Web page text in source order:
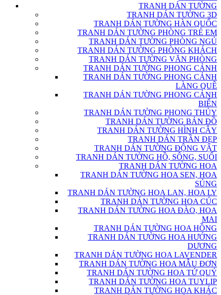
TRANH DÁN TƯỜNG
TRANH DÁN TƯỜNG 3D
TRANH DÁN TƯỜNG HÀN QUỐC
TRANH DÁN TƯỜNG PHÒNG TRẺ EM
TRANH DÁN TƯỜNG PHÒNG NGỦ
TRANH DÁN TƯỜNG PHÒNG KHÁCH
TRANH DÁN TƯỜNG VĂN PHÒNG
TRANH DÁN TƯỜNG PHONG CẢNH
TRANH DÁN TƯỜNG PHONG CẢNH
LÀNG QUÊ
TRANH DÁN TƯỜNG PHONG CẢNH
BIỂN
TRANH DÁN TƯỜNG PHONG THỦY
TRANH DÁN TƯỜNG BẢN ĐỒ
TRANH DÁN TƯỜNG HÌNH CÂY
TRANH DÁN TRẦN ĐẸP
TRANH DÁN TƯỜNG ĐỘNG VẬT
TRANH DÁN TƯỜNG HỒ, SÔNG, SUỐI
TRANH DÁN TƯỜNG HOA
TRANH DÁN TƯỜNG HOA SEN, HOA
SÚNG
TRANH DÁN TƯỜNG HOA LAN, HOA LY
TRANH DÁN TƯỜNG HOA CÚC
TRANH DÁN TƯỜNG HOA ĐÀO, HOA
MAI
TRANH DÁN TƯỜNG HOA HỒNG
TRANH DÁN TƯỜNG HOA HƯỚNG
DƯƠNG
TRANH DÁN TƯỜNG HOA LAVENDER
TRANH DÁN TƯỜNG HOA MẪU ĐƠN
TRANH DÁN TƯỜNG HOA TỨ QUÝ
TRANH DÁN TƯỜNG HOA TUYLIP
TRANH DÁN TƯỜNG HOA KHÁC